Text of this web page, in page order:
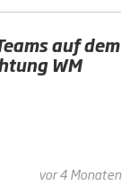
auf dem
WM
vor 4 Monaten